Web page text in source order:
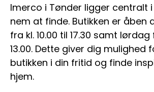
Imerco i Tønder ligger centralt
nem at finde. Butikken er åben
fra kl. 10.00 til 17.30 samt lørdag
13.00. Dette giver dig mulighed
butikken i din fritid og finde
hjem.